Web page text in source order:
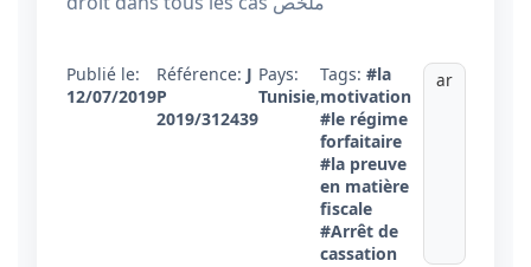
Publié le:
12/07/2019
Référence: J
P
2019/312439
Pays:
Tunisie,
Tags: #la
motivation
#le régime
forfaitaire
#la preuve
en matière
fiscale
#Arrêt de
cassation
ar